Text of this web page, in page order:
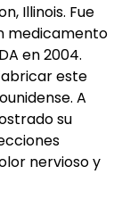
Illinois. Fue
medicamento
en 2004.
este
A
su
nervioso y